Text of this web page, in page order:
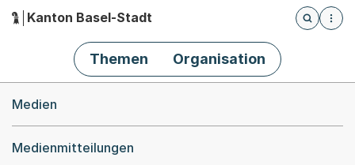
Hauptnavigation
Kanton Basel-Stadt
Öffnet
Themen Organisation
Medien
Medienmitteilungen